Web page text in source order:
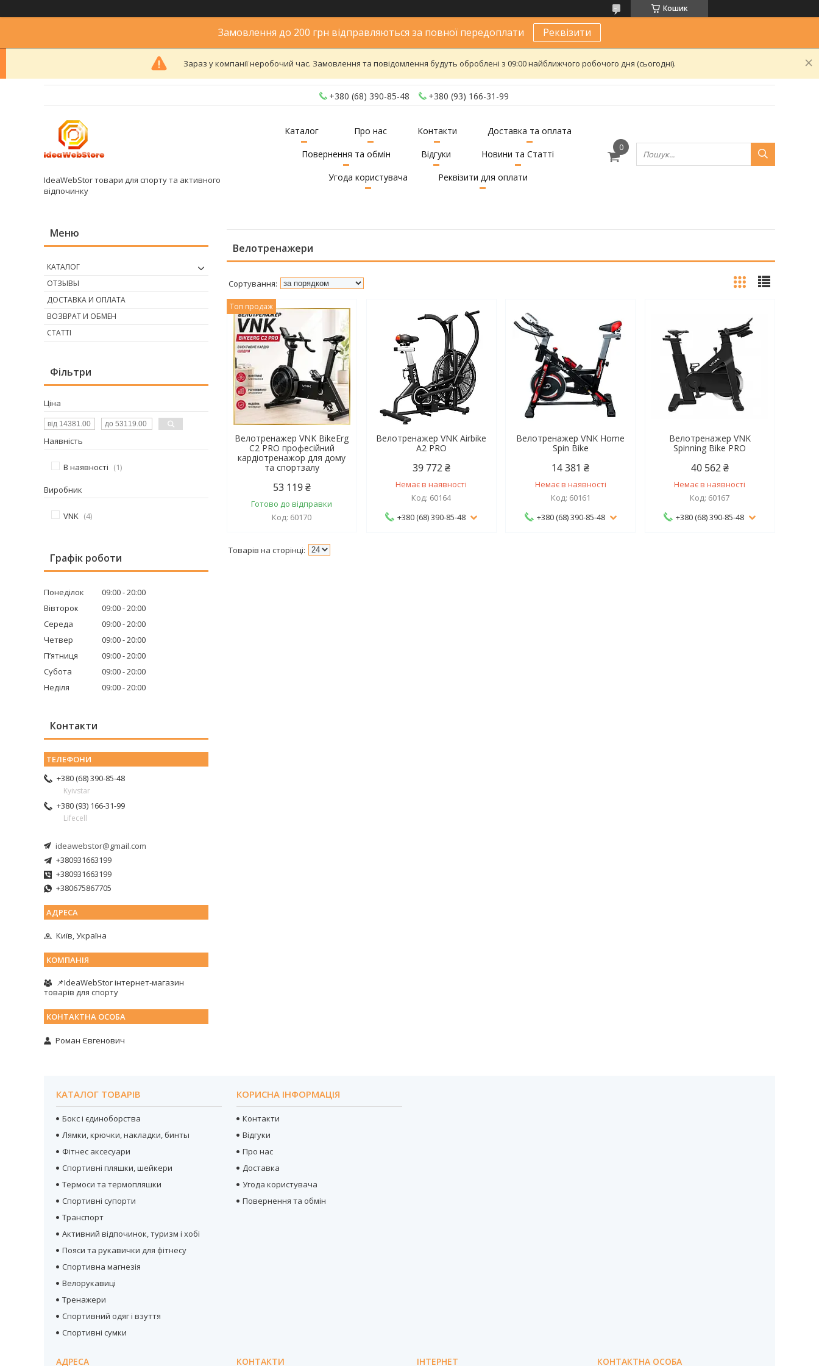
Кошик
Замовлення до 200 грн відправляються за повної передоплати Реквізити
Зараз у компанії неробочий час. Замовлення та повідомлення будуть оброблені з 09:00 найближчого робочого дня (сьогодні).
+380 (68) 390-85-48 +380 (93) 166-31-99
IdeaWebStor товари для спорту та активного
відпочинку
Каталог Про нас Контакти
Доставка та оплата
Повернення та обмін
Відгуки
Новини та Статті
Угода користувача
Реквізити для оплати
Велотренажери
Топ продаж
Велотренажер VNK BikeErg
C2 PRO професійний
кардіотренажор для дому
та спортзалу
53 119 ₴
Готово до відправки
60170
Велотренажер VNK Airbike
A2 PRO
39 772 ₴
Немає в наявності
60164
+380 (68) 390-85-48
Велотренажер VNK Home
Spin Bike
14 381 ₴
Немає в наявності
60161
+380 (68) 390-85-48
Велотренажер VNK
Spinning Bike PRO
40 562 ₴
Немає в наявності
60167
+380 (68) 390-85-48
КАТАЛОГ
ОТЗЫВЫ
ДОСТАВКА И ОПЛАТА
ВОЗВРАТ И ОБМЕН
СТАТТІ
Фільтри
Ціна
Наявність
В наявності 1
Виробник
VNK 4
Графік роботи
Понеділок 09:00 20:00
Вівторок
09:00 20:00
Середа
09:00 20:00
Четвер
09:00 20:00
Пʼятниця
09:00 20:00
Субота
09:00 20:00
Неділя
09:00 20:00
Контакти
+380 (68) 390-85-48
Kyivstar
+380 (93) 166-31-99
Lifecell
ideawebstor@gmail.com
+380931663199
+380931663199
+380675867705
Київ, Україна
📌IdeaWebStor інтернет-магазин
товарів для спорту
Роман Євгенович
КАТАЛОГ ТОВАРІВ
Бокс і єдиноборства
Лямки, крючки, накладки, бинты
Фітнес аксесуари
Спортивні пляшки, шейкери
Термоси та термопляшки
Спортивні супорти
Транспорт
Активний відпочинок, туризм і хобі
Пояси та рукавички для фітнесу
Спортивна магнезія
Велорукавиці
Тренажери
Спортивний одяг і взуття
Спортивні сумки
КОРИСНА ІНФОРМАЦІЯ
Контакти
Відгуки
Про нас
Доставка
Угода користувача
Повернення та обмін